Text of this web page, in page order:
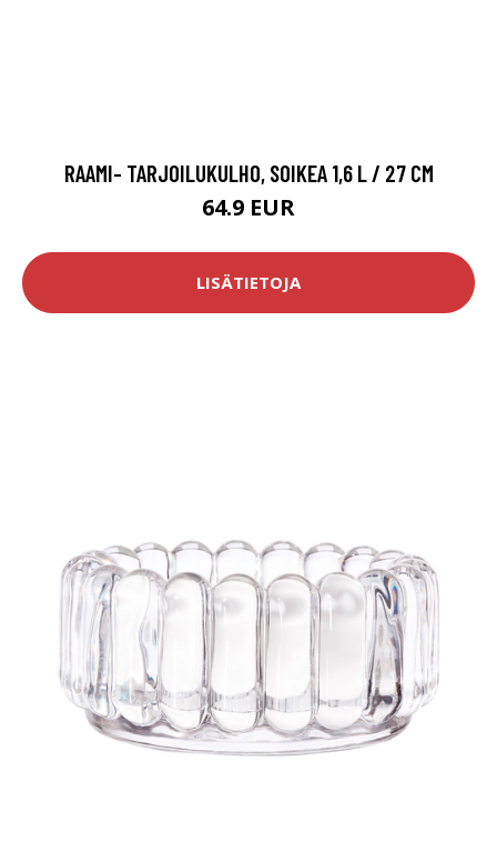
RAAMI- TARJOILUKULHO, SOIKEA 1,6 L / 27 CM
64.9 EUR
LISÄTIETOJA